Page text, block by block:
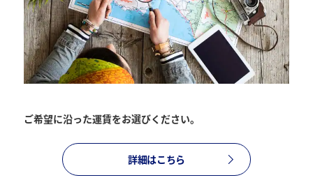
1人
プロモーションコードについて
前後3日の運賃を検索
・表示金額は選択いただいた条件でのもっともおトクな運賃とな
ご希望に沿った運賃をお選びください。
詳細はこちら